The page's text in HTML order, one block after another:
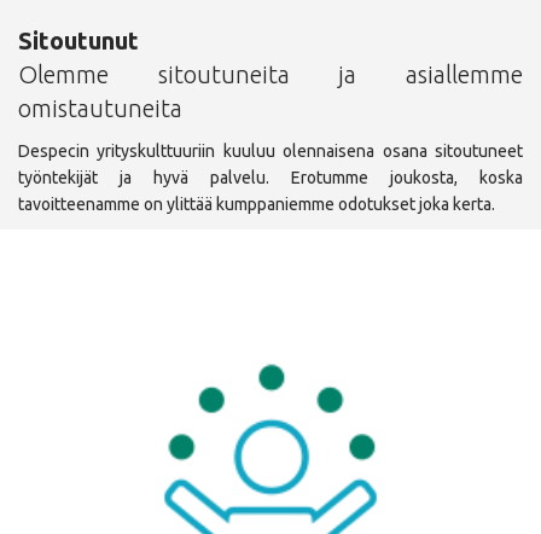
Sitoutunut
Olemme sitoutuneita ja asiallemme
omistautuneita
Despecin yrityskulttuuriin kuuluu olennaisena osana sitoutuneet
työntekijät ja hyvä palvelu. Erotumme joukosta, koska
tavoitteenamme on ylittää kumppaniemme odotukset joka kerta.